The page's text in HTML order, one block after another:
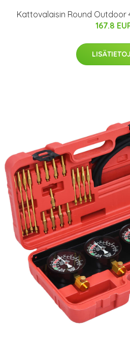
Kattovalaisin Round
167.8